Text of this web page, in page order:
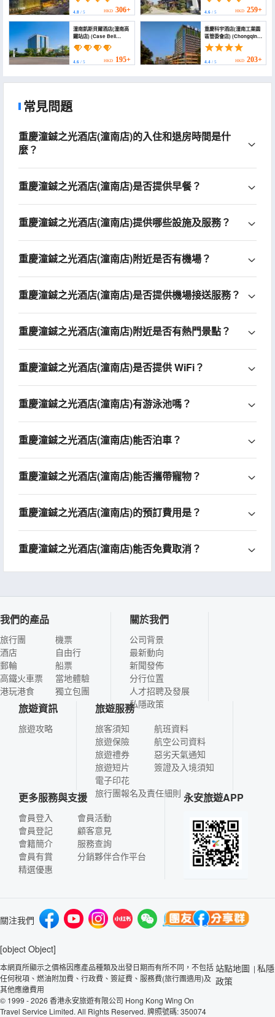
（Tongnan Red Star
Macalline）)
4.8 / 5 HKD 306+ 4.6/ 5 HKD 259+
潼南凱斯貝爾酒店(潼南高
鐵站店) (Case Bell
Hotel)
4.6 / 5 HKD 195+
重慶科宇酒店(潼南工業園
區管委會店) (Chongqing
Keyu Hotel (Tongnan
Industrial Park
Management
Committee Branch))
4.4/ 5 HKD 203+
常見問題
重慶潼鋮之光酒店(潼南店)的入住和退房時間是什
麼？
重慶潼鋮之光酒店(潼南店)是否提供早餐？
重慶潼鋮之光酒店(潼南店)提供哪些設施及服務？
重慶潼鋮之光酒店(潼南店)附近是否有機場？
重慶潼鋮之光酒店(潼南店)是否提供機場接送服務？
重慶潼鋮之光酒店(潼南店)附近是否有熱門景點？
重慶潼鋮之光酒店(潼南店)是否提供 WiFi？
重慶潼鋮之光酒店(潼南店)有游泳池嗎？
重慶潼鋮之光酒店(潼南店)能否泊車？
重慶潼鋮之光酒店(潼南店)能否攜帶寵物？
重慶潼鋮之光酒店(潼南店)的預訂費用是？
重慶潼鋮之光酒店(潼南店)能否免費取消？
我們的產品
旅行團
酒店
郵輪
高鐵火車票
港玩港食
機票
自由行
船票
當地體驗
獨立包團
關於我們
公司背景
最新動向
新聞發佈
分行位置
人才招聘及發展
私隱政策
旅遊資訊
旅遊攻略
旅遊服務
旅客須知
旅遊保險
旅遊禮券
旅遊短片
電子印花
航班資料
航空公司資料
惡劣天氣通知
簽證及入境須知
旅行團報名及責任細則
更多服務與支援
會員登入
會員登記
會籍簡介
會員有賞
精選優惠
會員活動
顧客意見
服務查詢
分銷夥伴合作平台
永安旅遊APP
關注我們
[object Object]
本網頁所顯示之價格因應產品種類及出發日期而有所不同，不包括
任何稅項、燃油附加費、行政費、簽証費、服務費(旅行團適用)及
其他應繳費用
© 1999 - 2026 香港永安旅遊有限公司 Hong Kong Wing On
Travel Service Limited. All Rights Reserved. 牌照號碼: 350074
站點地圖 | 私隱
政策